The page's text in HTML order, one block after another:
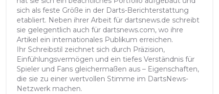
sich als feste Größe in der Darts-Berichterstattung
etabliert. Neben ihrer Arbeit für dartsnews.de schreibt
sie gelegentlich auch für dartsnews.com, wo ihre
Artikel ein internationales Publikum erreichen.
Ihr Schreibstil zeichnet sich durch Präzision,
Einfühlungsvermögen und ein tiefes Verständnis für
Spieler und Fans gleichermaßen aus – Eigenschaften,
die sie zu einer wertvollen Stimme im DartsNews-
Netzwerk machen.